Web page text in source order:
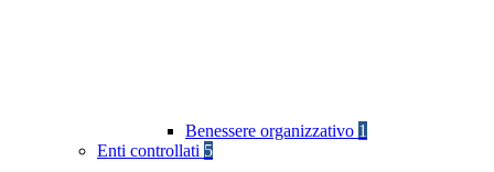
Benessere organizzativo 1
Enti controllati 5